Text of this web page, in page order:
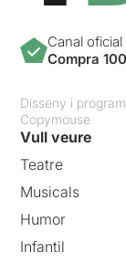
Canal
Compra
Disseny i
Copymouse
Vull veure
Teatre
Musicals
Humor
Infantil